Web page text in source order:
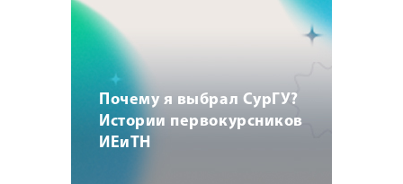
Почему я выбрал СурГУ?
Истории первокурсников
ИЕиТН